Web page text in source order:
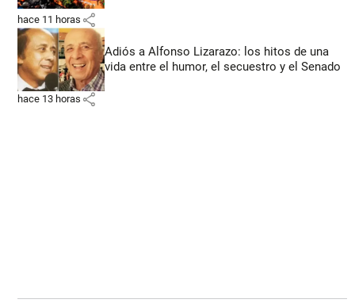
hace 11 horas share
Adiós a Alfonso Lizarazo: los hitos de una
vida entre el humor, el secuestro y el Senado
hace 13 horas share